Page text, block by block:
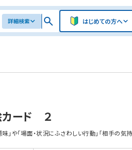
詳細検索 はじめての方へ
カード ２
や「場面・状況にふさわしい行動」「相手の気持